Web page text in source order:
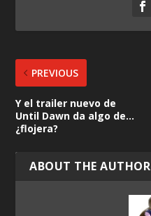
PREVIOUS
Y el trailer nuevo de
Until Dawn da algo de…
¿flojera?
ABOUT THE AUTHOR